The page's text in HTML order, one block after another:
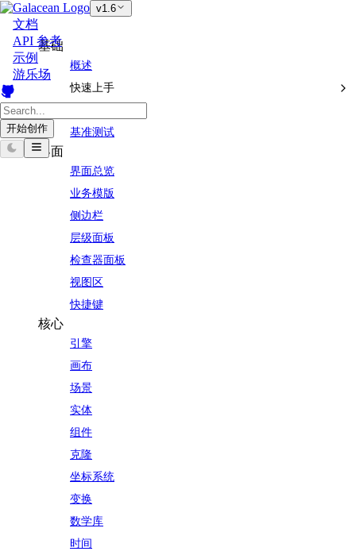
v1.6
文档
API 参考
示例
游乐场
开始创作
基础
概述
快速上手
基准测试
界面
界面总览
业务模版
侧边栏
层级面板
检查器面板
视图区
快捷键
核心
引擎
画布
场景
实体
组件
克隆
坐标系统
变换
数学库
时间